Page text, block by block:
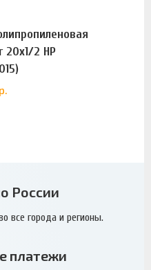
20х1/2 НР
России
все города и регионы.
платежи